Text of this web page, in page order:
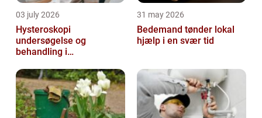
03 july 2026
Hysteroskopi
undersøgelse og
behandling i
31 may 2026
Bedemand tønder lokal
hjælp i en svær tid